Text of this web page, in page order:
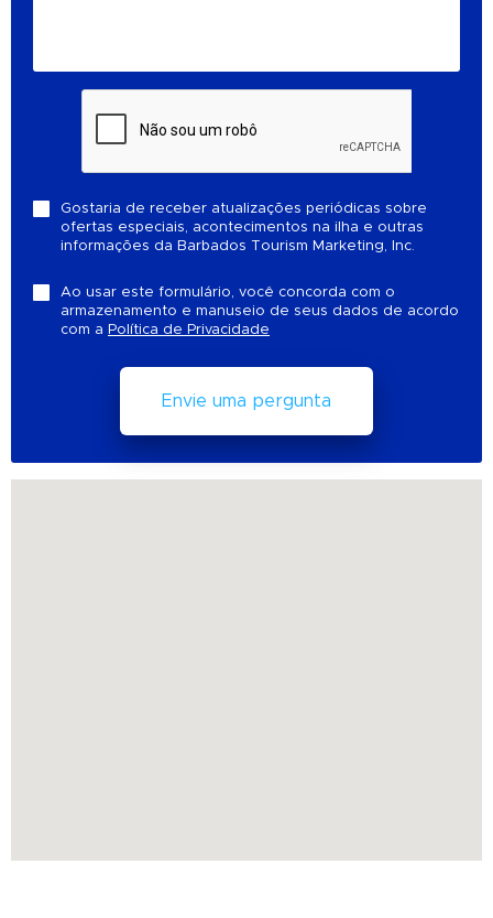
Gostaria de receber atualizações periódicas sobre
ofertas especiais, acontecimentos na ilha e outras
informações da Barbados Tourism Marketing, Inc.
Ao usar este formulário, você concorda com o
armazenamento e manuseio de seus dados de acordo
com a Política de Privacidade